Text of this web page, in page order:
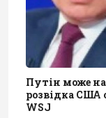
Путін може
розвідка США
WSJ